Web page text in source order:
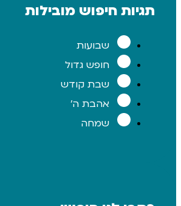
חיפוש מובילות
שבועות
חופש גדול
שבת קודש
אהבת ה'
שמחה